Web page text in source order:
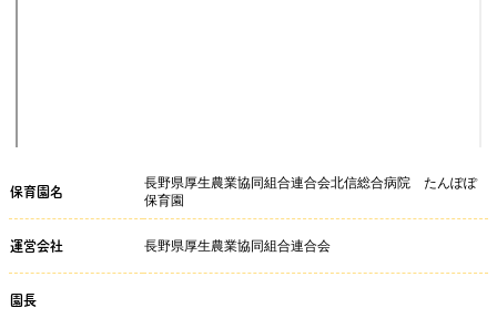
保育園名
長野県厚生農業協同組合連合会北信総合病院 たんぽぽ
保育園
運営会社 長野県厚生農業協同組合連合会
園長